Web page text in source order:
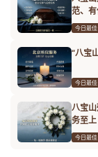
范、
今日最佳
“八宝
今日最佳
八宝
务至上
今日最佳